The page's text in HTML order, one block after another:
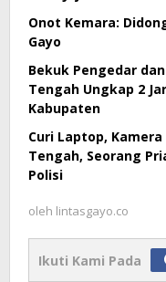
Onot Kemara:
Gayo
Bekuk Pengedar
Tengah Ungkap 2
Kabupaten
Curi Laptop,
Tengah, Seorang
Polisi
oleh lintasgayo.co
Ikuti Kami Pada